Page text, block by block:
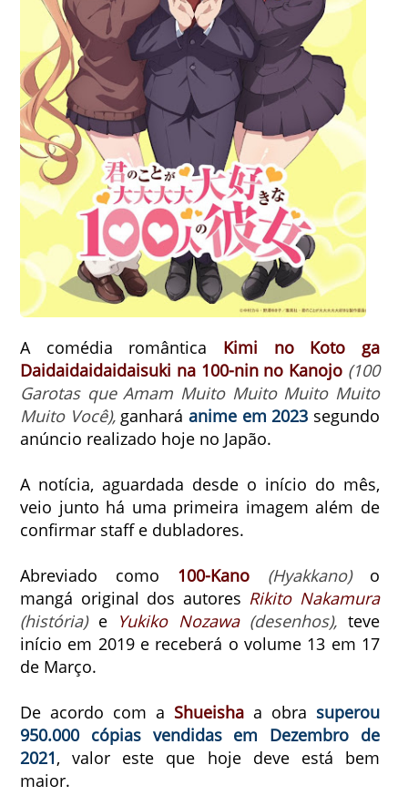
A comédia romântica Kimi no Koto ga
Daidaidaidaidaisuki na 100-nin no Kanojo (100
Garotas que Amam Muito Muito Muito Muito
Muito Você),ganharáanime em 2023 segundo
anúncio realizado hoje no Japão.
A notícia, aguardada desde o início do mês,
veio junto há uma primeira imagem além de
confirmar staff e dubladores.
Abreviado como 100-Kano (Hyakkano)o
mangá original dos autores Rikito Nakamura
(história)e Yukiko Nozawa(desenhos),teve
início em 2019 e receberá o volume 13 em 17
de Março.
De acordo com a Shueisha a obra superou
950.000 cópias vendidas em Dezembro de
2021, valor este que hoje deve está bem
maior.